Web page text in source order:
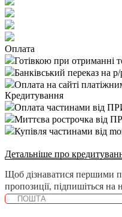
Оплата
Готівкою при отриманні
Банківський переказ на р/
Оплата на сайті
Кредитування
Оплата частинами від
Миттєва рострочка
Купівля частинами від
Детальніше про
Щоб дізнаватися першими
пропозиції, підпишіться на